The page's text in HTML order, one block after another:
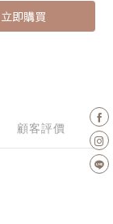
立即購買
顧客評價